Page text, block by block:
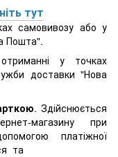
тут
самовивозу або у
Пошта".
у точках
доставки "Нова
. Здійснюється
магазину при
платіжної
та